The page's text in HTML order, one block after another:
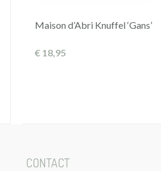
Maison d’Abri Knuffel ‘Gans’
€ 18,95
CONTACT